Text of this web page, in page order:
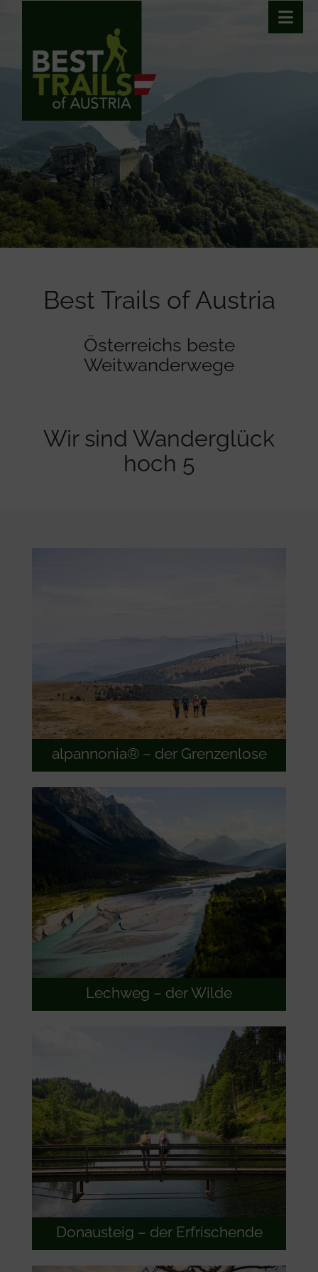
Best Trails of Austria
Österreichs beste
Weitwanderwege
Wir sind Wanderglück
hoch 5
alpannonia® – der Grenzenlose
Lechweg – der Wilde
Donausteig – der Erfrischende